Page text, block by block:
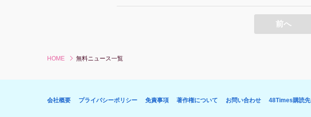
前へ
HOME 無料ニュース一覧
会社概要 プライバシーポリシー 免責事項 著作権について お問い合わせ 48Times購読先